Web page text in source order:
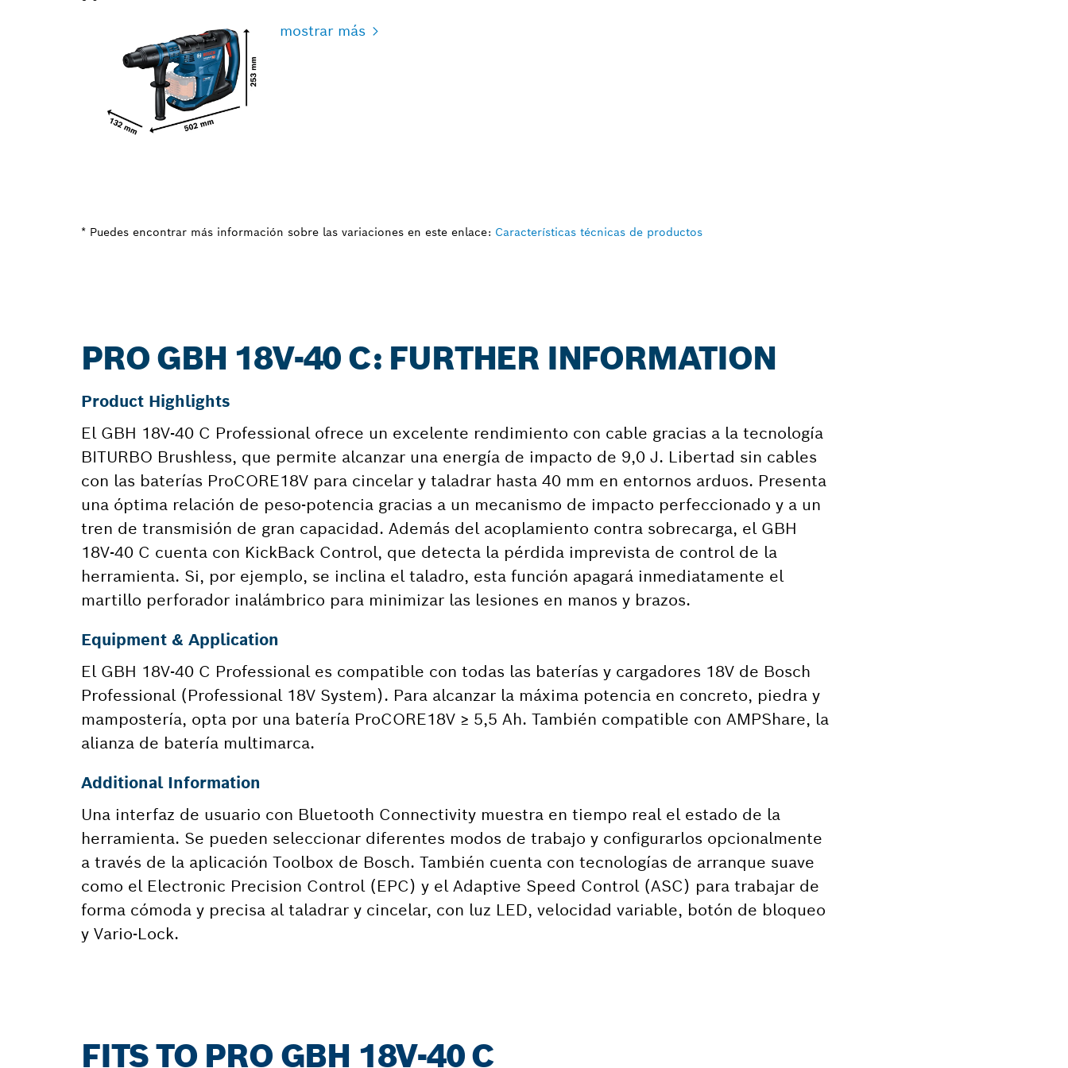
mostrar más
* Puedes encontrar más información sobre las variaciones en este enlace: Características técnicas de productos
PRO GBH 18V-40 C: FURTHER INFORMATION
Product Highlights
El GBH 18V-40 C Professional ofrece un excelente rendimiento con cable gracias a la tecnología
BITURBO Brushless, que permite alcanzar una energía de impacto de 9,0 J. Libertad sin cables
con las baterías ProCORE18V para cincelar y taladrar hasta 40 mm en entornos arduos. Presenta
una óptima relación de peso-potencia gracias a un mecanismo de impacto perfeccionado y a un
tren de transmisión de gran capacidad. Además del acoplamiento contra sobrecarga, el GBH
18V-40 C cuenta con KickBack Control, que detecta la pérdida imprevista de control de la
herramienta. Si, por ejemplo, se inclina el taladro, esta función apagará inmediatamente el
martillo perforador inalámbrico para minimizar las lesiones en manos y brazos.
Equipment & Application
El GBH 18V-40 C Professional es compatible con todas las baterías y cargadores 18V de Bosch
Professional (Professional 18V System). Para alcanzar la máxima potencia en concreto, piedra y
mampostería, opta por una batería ProCORE18V ≥ 5,5 Ah. También compatible con AMPShare, la
alianza de batería multimarca.
Additional Information
Una interfaz de usuario con Bluetooth Connectivity muestra en tiempo real el estado de la
herramienta. Se pueden seleccionar diferentes modos de trabajo y configurarlos opcionalmente
a través de la aplicación Toolbox de Bosch. También cuenta con tecnologías de arranque suave
como el Electronic Precision Control (EPC) y el Adaptive Speed Control (ASC) para trabajar de
forma cómoda y precisa al taladrar y cincelar, con luz LED, velocidad variable, botón de bloqueo
y Vario-Lock.
FITS TO PRO GBH 18V-40 C